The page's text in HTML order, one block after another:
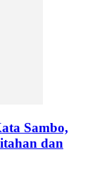
Sambo,
dan